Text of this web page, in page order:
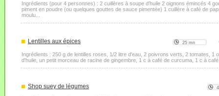
Ingrédients (pour 4 personnes) : 2 cuillères à soupe d'huile 2 oignons émincés 4
piment en poudre (ou quelques gouttes de sauce pimentée) 1 cuillère à café de
moulu...
Lentilles aux épices 25 mn
Ingrédients : 250 g de lentilles roses, 1/2 litre d'eau, 2 poivrons verts, 2 tomates, 1
d'huile, un petit morceau de racine de gingembre, 1 c à café de curcuma, 1 c à
Shop suey de légumes